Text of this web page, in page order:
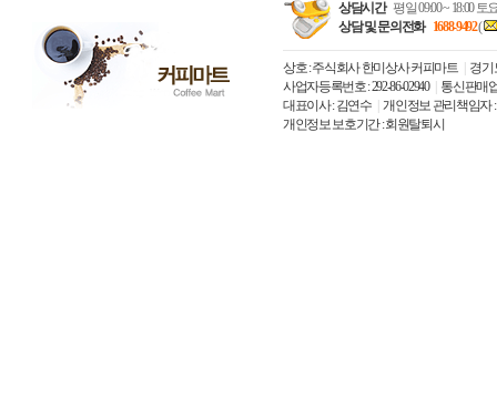
상담시간평일 09:00 ~ 18:00 토
상담 및 문의전화1688-9492(
상호 : 주식회사 한미상사 커피마트
경기
사업자등록번호 : 292-86-02940
통신판매
대표이사 : 김연수
개인정보 관리책임자
개인정보 보호기간 : 회원탈퇴시